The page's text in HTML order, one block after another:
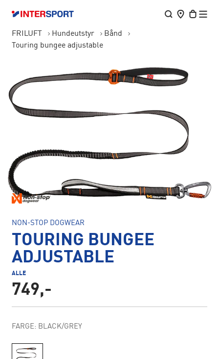
FRILUFT Hundeutstyr
Bånd
Touring bungee adjustable
NON-STOP DOGWEAR
TOURING BUNGEE
ADJUSTABLE
ALLE
749,-
FARGE: BLACK/GREY